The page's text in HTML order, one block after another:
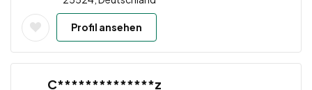
Profil ansehen
C**************z